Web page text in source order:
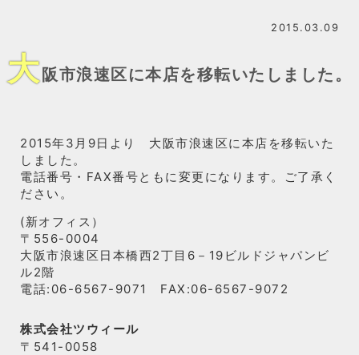
2015.03.09
大 阪市浪速区に本店を移転いたしました。
2015年3月9日より 大阪市浪速区に本店を移転いた
しました。
電話番号・FAX番号ともに変更になります。ご了承く
ださい。
(新オフィス）
〒556-0004
大阪市浪速区日本橋西2丁目6－19ビルドジャパンビ
ル2階
電話:06-6567-9071 FAX:06-6567-9072
株式会社ツウィール
〒541-0058